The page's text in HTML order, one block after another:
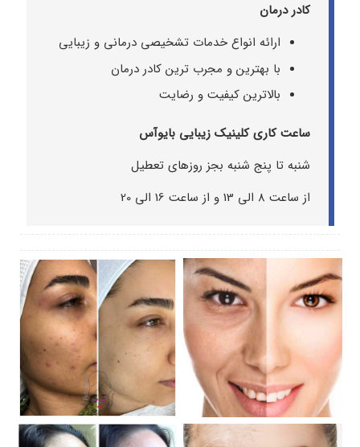
کادر درمان
ارائه انواع خدمات تشخیصی درمانی و زیبایی
با بهترین و مجرب ترین کادر درمان
بالاترین کیفیت و رضایت
ساعت کاری کلینیک زیبایی بایوآس
شنبه تا پنج شنبه بجز روزهای تعطیل
از ساعت 8 الی 13 و از ساعت 16 الی 20